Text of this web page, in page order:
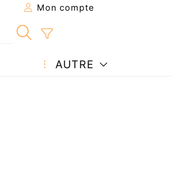
Mon compte
AUTRE